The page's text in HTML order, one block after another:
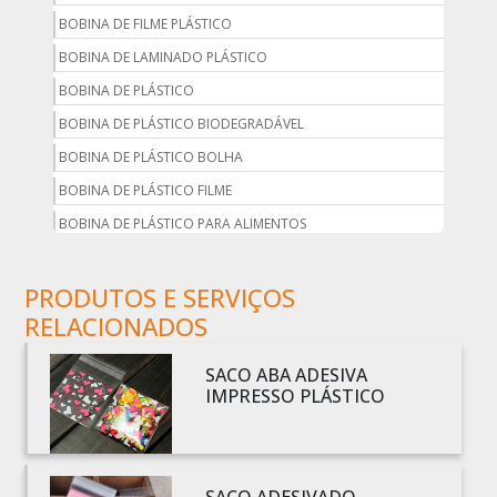
BOBINA DE FILME PLÁSTICO
BOBINA DE LAMINADO PLÁSTICO
BOBINA DE PLÁSTICO
BOBINA DE PLÁSTICO BIODEGRADÁVEL
BOBINA DE PLÁSTICO BOLHA
BOBINA DE PLÁSTICO FILME
BOBINA DE PLÁSTICO PARA ALIMENTOS
BOBINA DE PLÁSTICO PRETO
BOBINA DE PLÁSTICO TRANSPARENTE
BOBINA DE SACO PLÁSTICO
BOBINA PLÁSTICA
BOBINA PLÁSTICA PARA ESTUFA
BOBINA PLÁSTICO
BOBINA PLÁSTICO BOLHA
PRODUTOS E SERVIÇOS
RELACIONADOS
SACO ABA ADESIVA
IMPRESSO PLÁSTICO